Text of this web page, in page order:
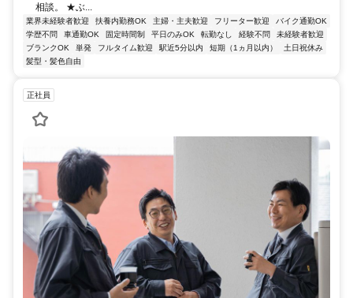
相談。 ★ぶ...
業界未経験者歓迎 扶養内勤務OK 主婦・主夫歓迎 フリーター歓迎
バイク通勤OK
学歴不問
車通勤OK 固定時間制 平日のみOK 転勤なし 経験不問
未経験者歓迎
ブランクOK
単発 フルタイム歓迎 駅近5分以内 短期（1ヵ月以内）
土日祝休み
髪型・髪色自由
正社員